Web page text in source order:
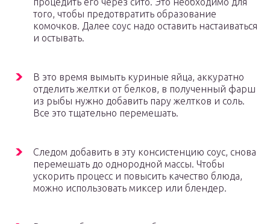
того, чтобы предотвратить образование
комочков. Далее соус надо оставить настаиваться
и остывать.
В это время вымыть куриные яйца, аккуратно
отделить желтки от белков, в полученный фарш
из рыбы нужно добавить пару желтков и соль.
Все это тщательно перемешать.
Следом добавить в эту консистенцию соус, снова
перемешать до однородной массы. Чтобы
ускорить процесс и повысить качество блюда,
можно использовать миксер или блендер.